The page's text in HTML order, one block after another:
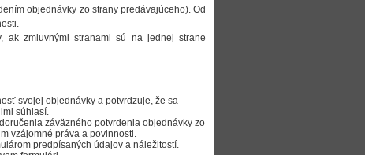
objednávky zo strany predávajúceho). Od
ak zmluvnými stranami sú na jednej strane
svojej objednávky a potvrdzuje, že sa
súhlasí.
záväzného potvrdenia objednávky zo
vzájomné práva a povinnosti.
predpísaných údajov a náležitostí.